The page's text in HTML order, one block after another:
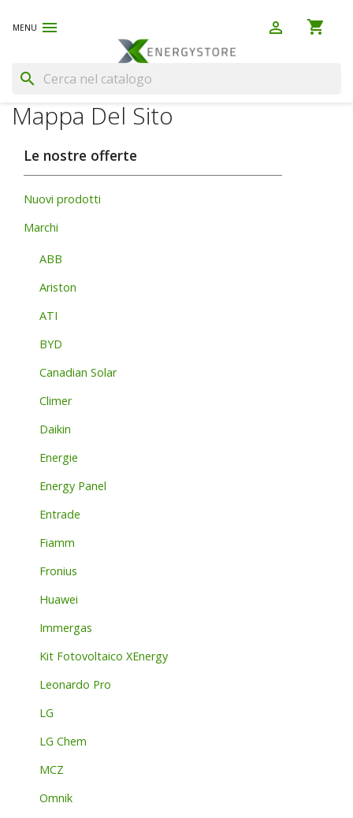
 shopping_cart

search
Mappa Del Sito
Le nostre offerte
Nuovi prodotti
Marchi
ABB
Ariston
ATI
BYD
Canadian Solar
Climer
Daikin
Energie
Energy Panel
Entrade
Fiamm
Fronius
Huawei
Immergas
Kit Fotovoltaico XEnergy
Leonardo Pro
LG
LG Chem
MCZ
Omnik